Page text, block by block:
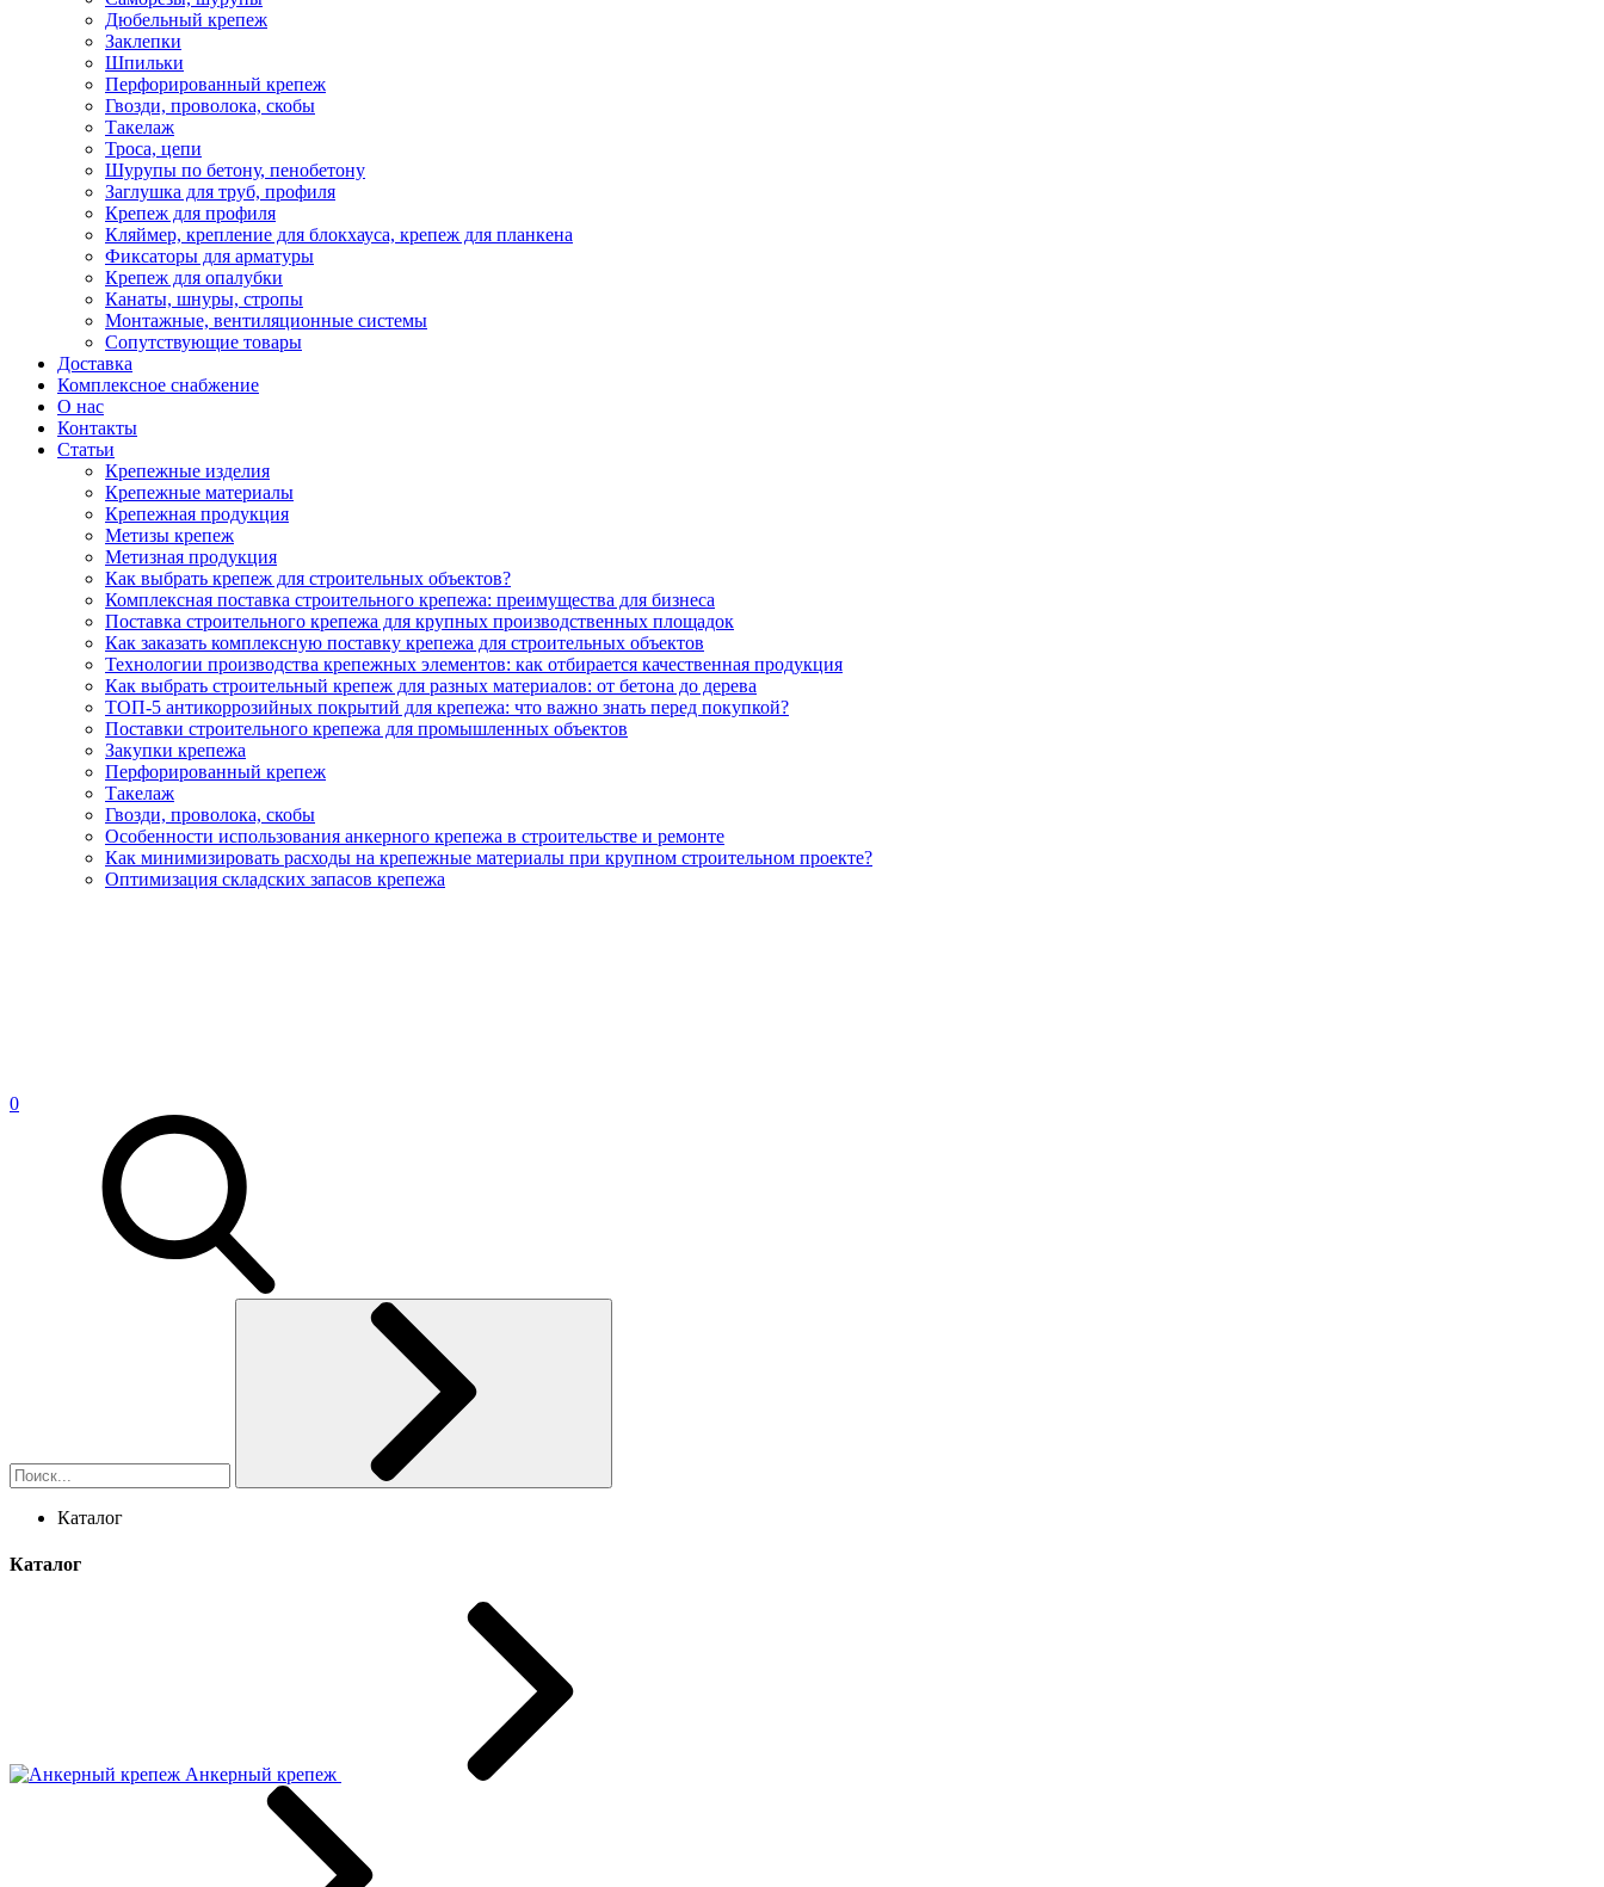
Дюбельный крепеж
Заклепки
Шпильки
Перфорированный крепеж
Гвозди, проволока, скобы
Такелаж
Троса, цепи
Шурупы по бетону, пенобетону
Заглушка для труб, профиля
Крепеж для профиля
Кляймер, крепление для блокхауса, крепеж для планкена
Фиксаторы для арматуры
Крепеж для опалубки
Канаты, шнуры, стропы
Монтажные, вентиляционные системы
Сопутствующие товары
Доставка
Комплексное снабжение
О нас
Контакты
Статьи
Крепежные изделия
Крепежные материалы
Крепежная продукция
Метизы крепеж
Метизная продукция
Как выбрать крепеж для строительных объектов?
Комплексная поставка строительного крепежа: преимущества для бизнеса
Поставка строительного крепежа для крупных производственных площадок
Как заказать комплексную поставку крепежа для строительных объектов
Технологии производства крепежных элементов: как отбирается качественная продукция
Как выбрать строительный крепеж для разных материалов: от бетона до дерева
ТОП-5 антикоррозийных покрытий для крепежа: что важно знать перед покупкой?
Поставки строительного крепежа для промышленных объектов
Закупки крепежа
Перфорированный крепеж
Такелаж
Гвозди, проволока, скобы
Особенности использования анкерного крепежа в строительстве и ремонте
Как минимизировать расходы на крепежные материалы при крупном строительном проекте?
Оптимизация складских запасов крепежа
0
Каталог
Каталог
Анкерный крепеж